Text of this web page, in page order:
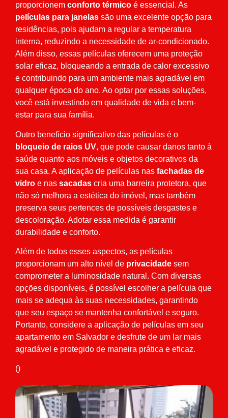
proporcionem conforto térmico é essencial. As
películas para janelas são uma excelente opção para
residências, pois ajudam a regular a temperatura
interna, reduzindo a necessidade de ar-condicionado.
Além disso, essas películas oferecem uma proteção
solar eficaz, bloqueando a entrada de calor excessivo
e contribuindo para um ambiente mais agradável em
qualquer época do ano. Ao optar por essas soluções,
você está investindo em qualidade de vida e bem-
estar para sua família.
Outro benefício significativo das películas é o
bloqueio de raios UV, que pode causar danos tanto à
saúde quanto aos móveis e objetos decorativos da
sua casa. A aplicação de películas nas fachadas de
vidro e nas sacadas cria uma barreira protetora, que
não só melhora a estética do imóvel, mas também
preserva seus pertences de possíveis desgastes e
descoloração. Adotar essa medida é garantir
durabilidade e conforto.
Além de todos esses aspectos, as películas
proporcionam um alto nível de privacidade sem
comprometer a luminosidade natural. Com diversas
opções disponíveis, é possível escolher a película que
mais se adequa às suas necessidades, garantindo
que seu espaço se mantenha confortável e seguro.
Portanto, considere a aplicação de películas em seu
apartamento em Salvador e desfrute de um lar mais
agradável e protegido de maneira prática e eficaz.
()